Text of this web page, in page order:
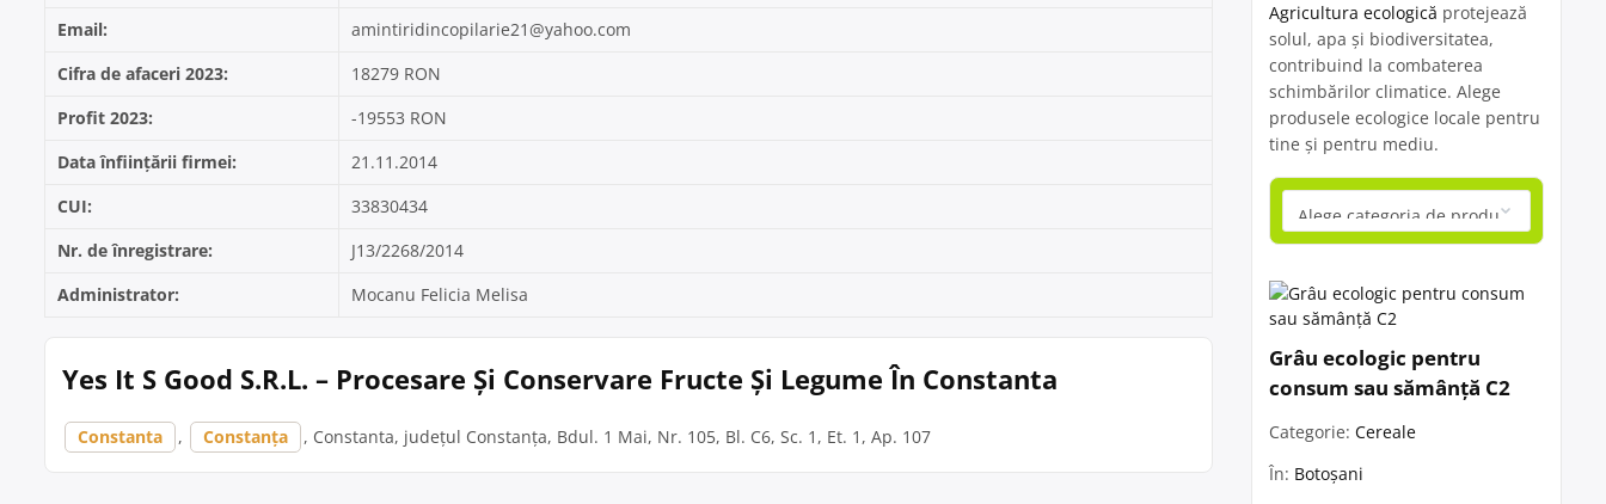
Email:
amintiridincopilarie21@yahoo.com
Cifra de afaceri 2023:
18279 RON
Profit 2023:
-19553 RON
Data înființării firmei:
21.11.2014
CUI:
33830434
Nr. de înregistrare:
J13/2268/2014
Administrator:
Mocanu Felicia Melisa
Yes It S Good S.R.L. – Procesare Și Conservare Fructe Și Legume În Constanta
Constanta , Constanța , Constanta, județul Constanța, Bdul. 1 Mai, Nr. 105, Bl. C6, Sc. 1, Et. 1, Ap. 107
Agricultura ecologică protejează
solul, apa și biodiversitatea,
contribuind la combaterea
schimbărilor climatice. Alege
produsele ecologice locale pentru
tine și pentru mediu.
Grâu ecologic pentru
consum sau sămânță C2
Categorie: Cereale
În: Botoșani